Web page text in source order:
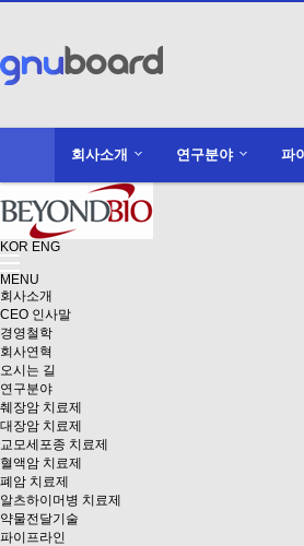
회사소개 연구분야 파
KOR ENG
MENU
회사소개
CEO 인사말
경영철학
회사연혁
오시는 길
연구분야
췌장암 치료제
대장암 치료제
교모세포종 치료제
혈액암 치료제
폐암 치료제
알츠하이머병 치료제
약물전달기술
파이프라인